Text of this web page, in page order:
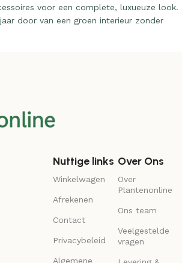
voor een complete, luxueuze look.
door van een groen interieur zonder
Nuttige links
Winkelwagen
Afrekenen
Contact
Privacybeleid
Algemene
Over Ons
Over
Plantenonline
Ons team
Veelgestelde
vragen